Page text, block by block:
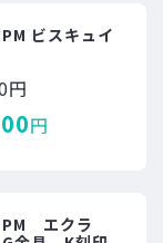
ビスキュイ
円
円
PM エクラ